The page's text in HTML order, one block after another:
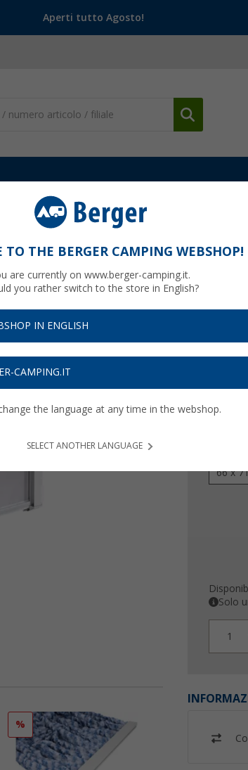
Aperti tutto Agosto!
Tende e Oscuranti Tenda a rullo
€
Colore
66 x
Solo
1
%
TO THE BERGER CAMPING WEBSHOP!
are currently on www.berger-camping.it.
you rather switch to the store in English?
IN ENGLISH
CAMPING.IT
the language at any time in the webshop.
SELECT ANOTHER LANGUAGE